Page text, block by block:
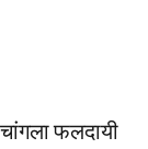
फलदायी